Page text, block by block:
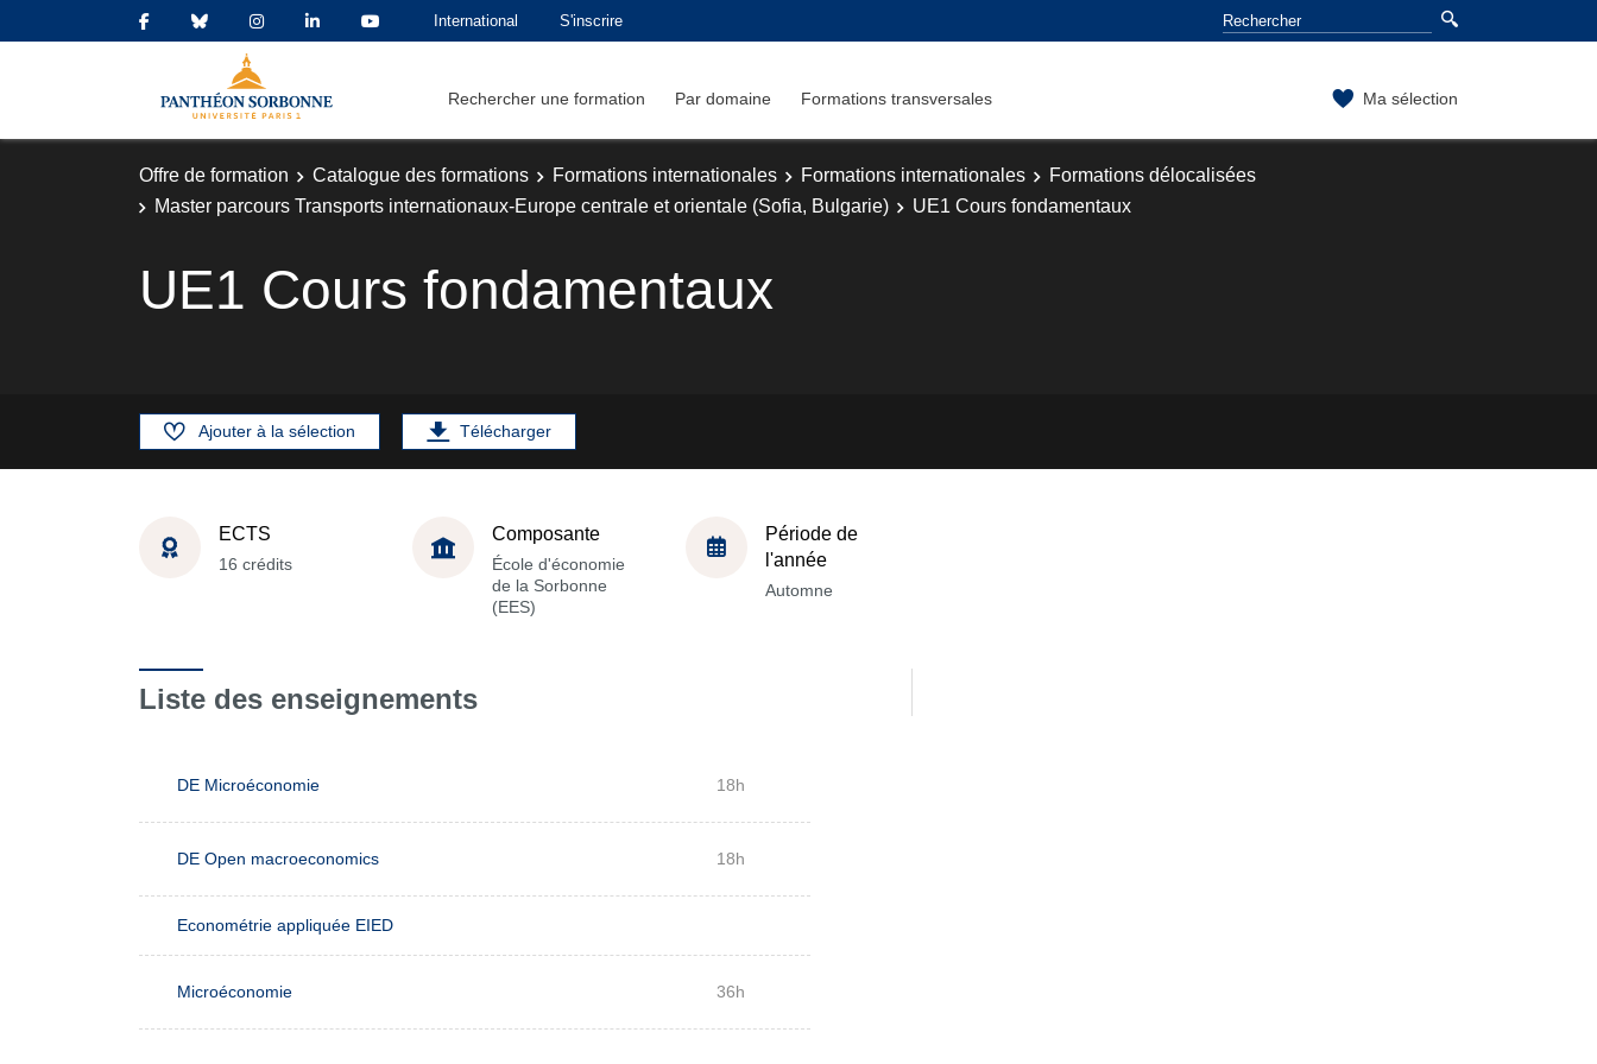
International S'inscrire
Rechercher une formation Par domaine Formations transversales Ma sélection
Offre de formation Catalogue des formations Formations internationales Formations internationales
Formations délocalisées
Master parcours Transports internationaux-Europe centrale et orientale (Sofia, Bulgarie)
UE1 Cours fondamentaux
UE1 Cours fondamentaux
Ajouter à la sélection Télécharger
ECTS
16 crédits
Composante
École d'économie
de la Sorbonne
(EES)
Période de
l'année
Automne
Liste des enseignements
DE Microéconomie 18h
DE Open macroeconomics 18h
Econométrie appliquée EIED
Microéconomie 36h